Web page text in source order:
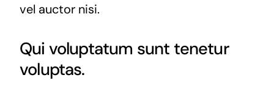
vel auctor nisi.
Qui voluptatum sunt tenetur
voluptas.